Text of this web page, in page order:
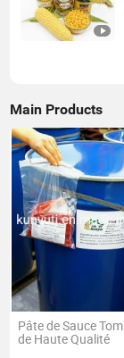
Main Products
Pâte de Sauce
de Haute Qualité